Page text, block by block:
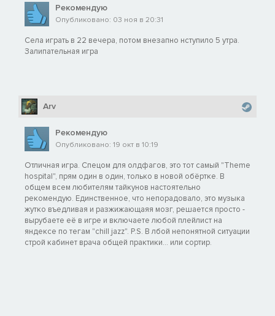
Рекомендую
Опубликовано: 03 ноя в 20:31
Села играть в 22 вечера, потом внезапно нступило 5 утра.
Залипательная игра
Arv
Рекомендую
Опубликовано: 19 окт в 10:19
Отличная игра. Спецом для олдфагов, это тот самый "Theme
hospital", прям один в один, только в новой обёртке. В
общем всем любителям тайкунов настоятельно
рекомендую. Единственное, что непорадовало, это музыка
жутко въедливая и разжижающаяя мозг, решается просто -
вырубаете её в игре и включаете любой плейлист на
яндексе по тегам "chill jazz". P.S. В лбой непонятной ситуации
строй кабинет врача общей практики... или сортир.